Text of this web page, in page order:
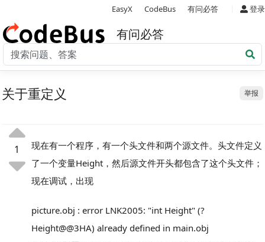
EasyX CodeBus 有问必答 登录
有问必答
举报
关于重定义
1
现在有一个程序，有一个头文件和两个源文件。头文件定义
了一个变量Height，然后源文件开头都包含了这个头文件；
现在调试，出现
picture.obj : error LNK2005: "int Height" (?
Height@@3HA) already defined in main.obj